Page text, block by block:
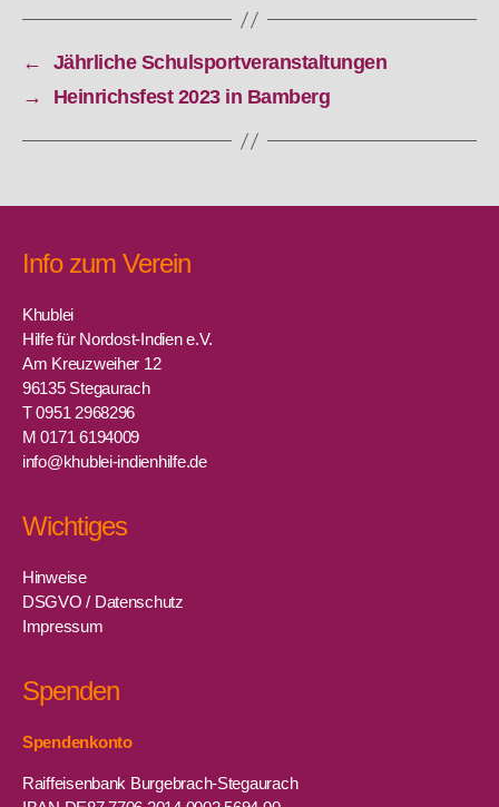
←
Jährliche Schulsportveranstaltungen
→
Heinrichsfest 2023 in Bamberg
Info zum Verein
Khublei
Hilfe für Nordost-Indien e.V.
Am Kreuzweiher 12
96135 Stegaurach
T 0951 2968296
M 0171 6194009
info@khublei-indienhilfe.de
Wichtiges
Hinweise
DSGVO / Datenschutz
Impressum
Spenden
Spendenkonto
Raiffeisenbank Burgebrach-Stegaurach